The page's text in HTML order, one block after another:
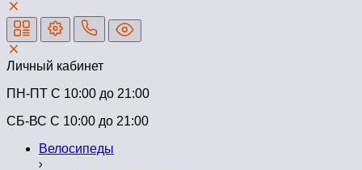
Личный кабинет
ПН-ПТ C 10:00 до 21:00
СБ-ВС С 10:00 до 21:00
Велосипеды